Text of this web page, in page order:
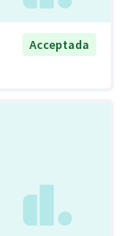
Acceptada